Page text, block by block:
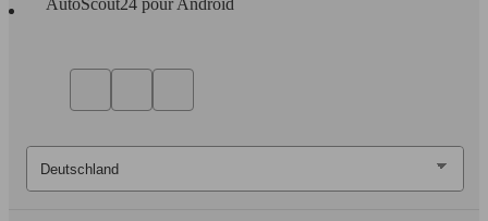
AutoScout24 pour Android